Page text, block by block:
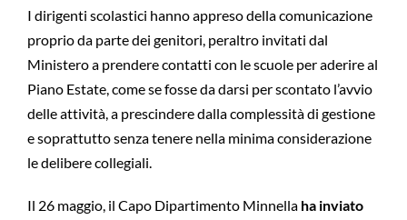
I dirigenti scolastici hanno appreso della comunicazione
proprio da parte dei genitori, peraltro invitati dal
Ministero a prendere contatti con le scuole per aderire al
Piano Estate, come se fosse da darsi per scontato l’avvio
delle attività, a prescindere dalla complessità di gestione
e soprattutto senza tenere nella minima considerazione
le delibere collegiali.
Il 26 maggio, il Capo Dipartimento Minnella ha inviato